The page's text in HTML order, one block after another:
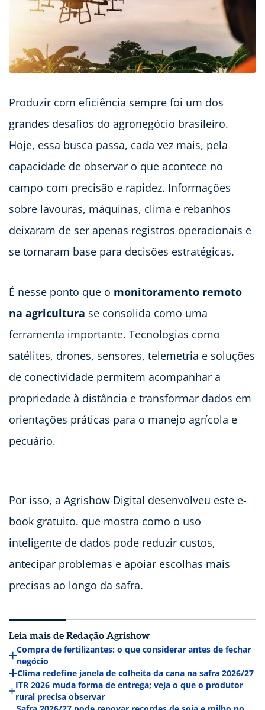
Produzir com eficiência sempre foi um dos
grandes desafios do agronegócio brasileiro.
Hoje, essa busca passa, cada vez mais, pela
capacidade de observar o que acontece no
campo com precisão e rapidez. Informações
sobre lavouras, máquinas, clima e rebanhos
deixaram de ser apenas registros operacionais e
se tornaram base para decisões estratégicas.
É nesse ponto que o monitoramento remoto
na agricultura se consolida como uma
ferramenta importante. Tecnologias como
satélites, drones, sensores, telemetria e soluções
de conectividade permitem acompanhar a
propriedade à distância e transformar dados em
orientações práticas para o manejo agrícola e
pecuário.
Por isso, a Agrishow Digital desenvolveu este e-
book gratuito. que mostra como o uso
inteligente de dados pode reduzir custos,
antecipar problemas e apoiar escolhas mais
precisas ao longo da safra.
Leia mais de Redação Agrishow
Compra de fertilizantes: o que considerar antes de fechar
negócio
Clima redefine janela de colheita da cana na safra 2026/27
ITR 2026 muda forma de entrega; veja o que o produtor
rural precisa observar